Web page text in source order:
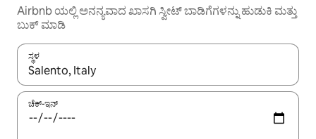
Airbnb ಯಲ್ಲಿ ಅನನ್ಯವಾದ ಖಾಸಗಿ ಸ್ವೀಟ್‌ ಬಾಡಿಗೆಗಳನ್ನು ಹುಡುಕಿ ಮತ್ತು
ಬುಕ್ ಮಾಡಿ
ಸ್ಥಳ
ಫಲಿತಾಂಶಗಳು ಲಭ್ಯವಿರುವಾಗ, ಅಪ್ ಮತ್ತು ಡೌನ್ ಬಾಣದ ಕೀಲಿಗಳೊಂದಿಗೆ
ಚೆಕ್-ಇನ್